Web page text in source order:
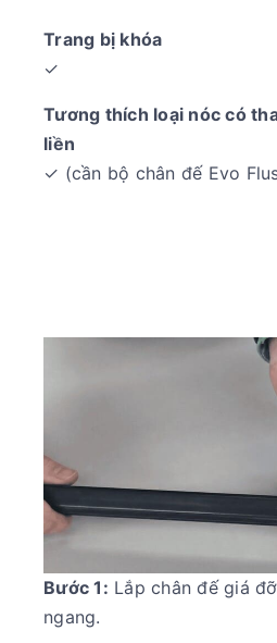
Trang bị khóa
✓
Tương thích loại nóc có
liền
✓ (cần bộ chân đế Evo
Bước 1: Lắp chân đế giá
ngang.